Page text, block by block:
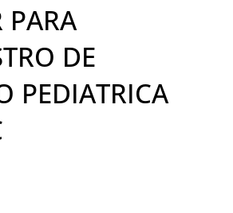
PARA
DE
PEDIATRICA